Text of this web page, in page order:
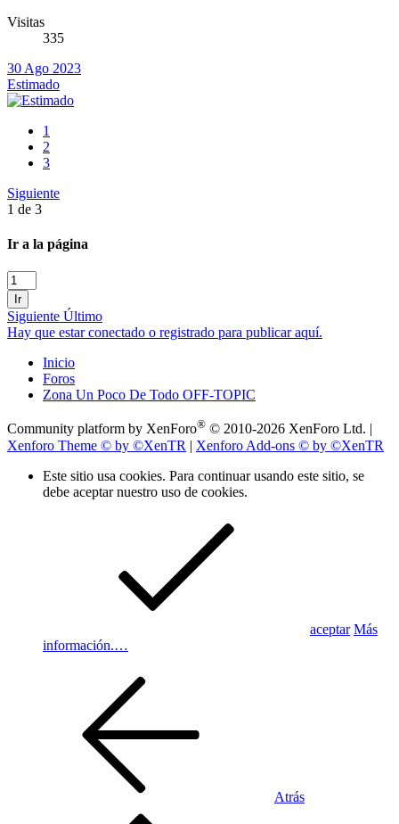
Visitas
335
30 Ago 2023
Estimado
1
2
3
Siguiente
1 de 3
Ir a la página
Ir
Siguiente Último
Hay que estar conectado o registrado para publicar aquí.
Inicio
Foros
Zona Un Poco De Todo OFF-TOPIC
Community platform by XenForo® © 2010-2026 XenForo Ltd.
Xenforo Theme © by ©XenTR | Xenforo Add-ons © by ©XenTR
Este sitio usa cookies. Para continuar usando este sitio, se
debe aceptar nuestro uso de cookies.
aceptar Más
información.…
Atrás